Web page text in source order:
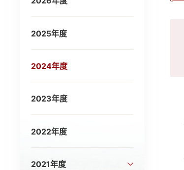
2025年度
2024年度
2023年度
2022年度
2021年度